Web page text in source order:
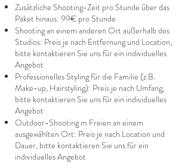
Zusätzliche Shooting-Zeit pro Stunde über das
Paket hinaus: 99€ pro Stunde
Shooting an einem anderen Ort außerhalb des
Studios: Preis je nach Entfernung und Location,
bitte kontaktieren Sie uns für ein individuelles
Angebot
Professionelles Styling für die Familie (z.B.
Make-up, Hairstyling): Preis je nach Umfang,
bitte kontaktieren Sie uns für ein individuelles
Angebot
Outdoor-Shooting m Freien an einem
ausgewählten Ort: Preis je nach Location und
Dauer, bitte kontaktieren Sie uns für ein
individuelles Angebot